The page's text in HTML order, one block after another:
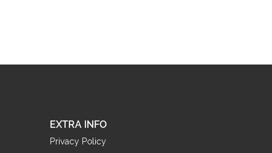
EXTRA INFO
Privacy Policy